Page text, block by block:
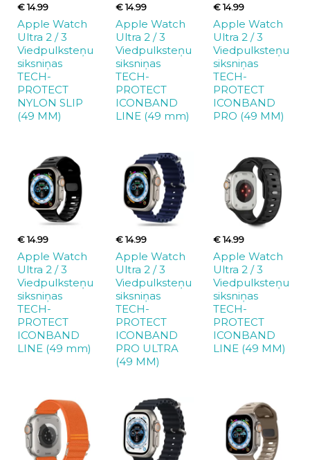
€ 14.99
Apple Watch
Ultra 2 / 3
Viedpulksteņu
siksniņas
TECH-
PROTECT
NYLON SLIP
(49 MM)
€ 14.99
Apple Watch
Ultra 2 / 3
Viedpulksteņu
siksniņas
TECH-
PROTECT
ICONBAND
LINE (49 mm)
€ 14.99
Apple Watch
Ultra 2 / 3
Viedpulksteņu
siksniņas
TECH-
PROTECT
ICONBAND
PRO (49 MM)
€ 14.99
Apple Watch
Ultra 2 / 3
Viedpulksteņu
siksniņas
TECH-
PROTECT
ICONBAND
LINE (49 mm)
€ 14.99
Apple Watch
Ultra 2 / 3
Viedpulksteņu
siksniņas
TECH-
PROTECT
ICONBAND
PRO ULTRA
(49 MM)
€ 14.99
Apple Watch
Ultra 2 / 3
Viedpulksteņu
siksniņas
TECH-
PROTECT
ICONBAND
LINE (49 MM)